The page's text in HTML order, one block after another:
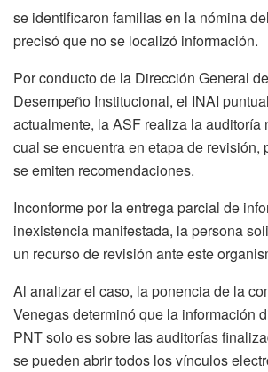
se identificaron familias en la nómina
precisó que no se localizó información.
Por conducto de la Dirección General
Desempeño Institucional, el INAI
actualmente, la ASF realiza la auditoría
cual se encuentra en etapa de revisión,
se emiten recomendaciones.
Inconforme por la entrega parcial de
inexistencia manifestada, la persona
un recurso de revisión ante este
Al analizar el caso, la ponencia de la
Venegas determinó que la información
PNT solo es sobre las auditorías
se pueden abrir todos los vínculos